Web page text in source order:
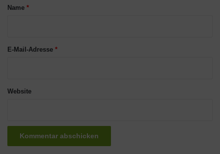
aName *
E-Mail-Adresse *
Website